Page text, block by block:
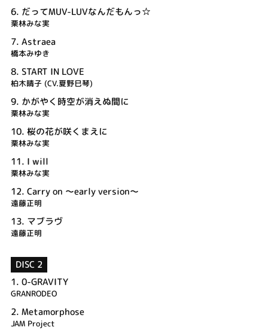
6. だってMUV-LUVなんだもんっ☆
栗林みな実
7. Astraea
橋本みゆき
8. START IN LOVE
柏木晴子 (CV.夏野巳琴)
9. かがやく時空が消えぬ間に
栗林みな実
10. 桜の花が咲くまえに
栗林みな実
11. I will
栗林みな実
12. Carry on ～early version～
遠藤正明
13. マブラヴ
遠藤正明
DISC 2
1. 0-GRAVITY
GRANRODEO
2. Metamorphose
JAM Project